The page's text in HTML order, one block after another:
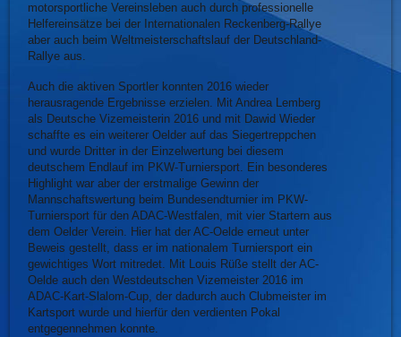
motorsportliche Vereinsleben auch durch professionelle
Helfereinsätze bei der Internationalen Reckenberg-Rallye
aber auch beim Weltmeisterschaftslauf der Deutschland-
Rallye aus.
Auch die aktiven Sportler konnten 2016 wieder
herausragende Ergebnisse erzielen. Mit Andrea Lemberg
als Deutsche Vizemeisterin 2016 und mit Dawid Wieder
schaffte es ein weiterer Oelder auf das Siegertreppchen
und wurde Dritter in der Einzelwertung bei diesem
deutschem Endlauf im PKW-Turniersport. Ein besonderes
Highlight war aber der erstmalige Gewinn der
Mannschaftswertung beim Bundesendturnier im PKW-
Turniersport für den ADAC-Westfalen, mit vier Startern aus
dem Oelder Verein. Hier hat der AC-Oelde erneut unter
Beweis gestellt, dass er im nationalem Turniersport ein
gewichtiges Wort mitredet. Mit Louis Rüße stellt der AC-
Oelde auch den Westdeutschen Vizemeister 2016 im
ADAC-Kart-Slalom-Cup, der dadurch auch Clubmeister im
Kartsport wurde und hierfür den verdienten Pokal
entgegennehmen konnte.